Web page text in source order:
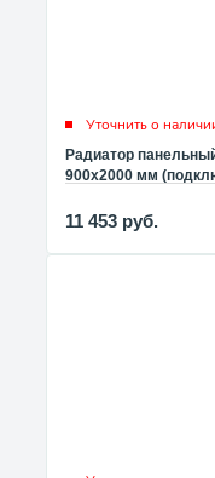
Уточнить о
Радиатор
900x2000 мм
11 453 руб.